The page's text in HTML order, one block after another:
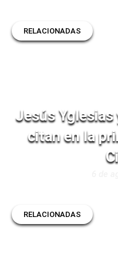
RELACIONADAS
Jesús Yglesias
citan en la
RELACIONADAS